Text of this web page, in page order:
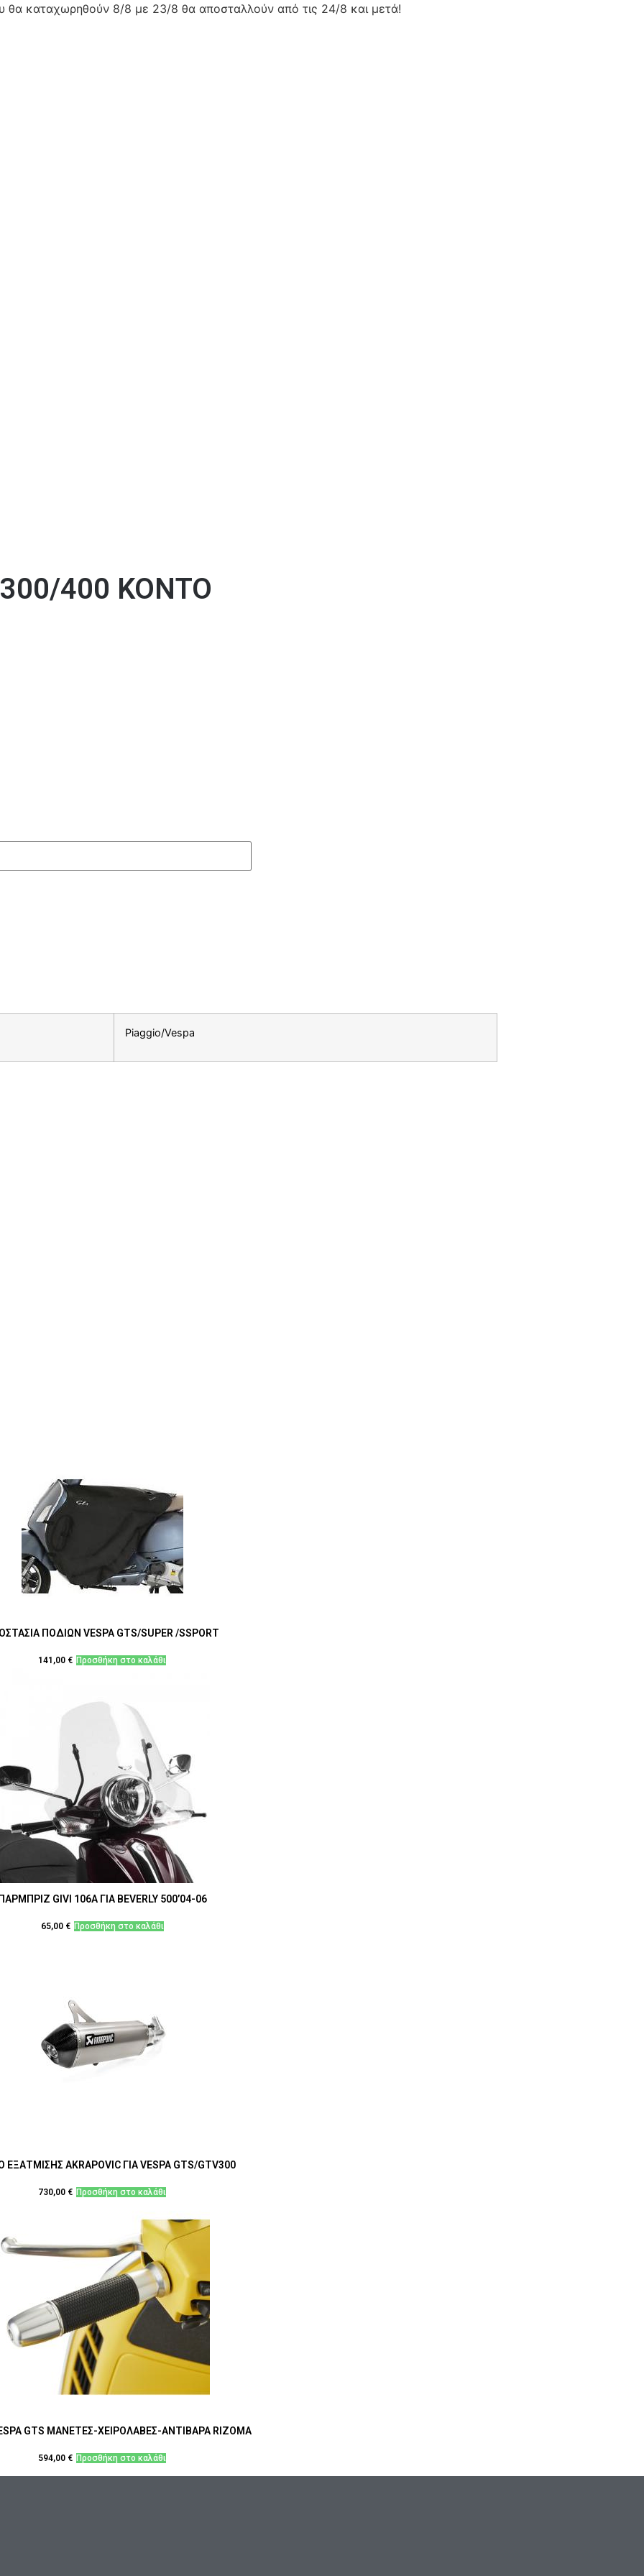
θα καταχωρηθούν 8/8 με 23/8 θα αποσταλλούν από τις 24/8 και μετά!
400 ΚΟΝΤΟ
Piaggio/Vespa
ΠΟΔΙΩΝ VESPA GTS/SUPER /SSPORT
141,00 € Προσθήκη στο καλάθι
GIVI 106A ΓΙΑ BEVERLY 500’04-06
65,00 € Προσθήκη στο καλάθι
ΕΞΑΤΜΙΣΗΣ AKRAPOVIC ΓΙΑ VESPA GTS/GTV300
730,00 € Προσθήκη στο καλάθι
GTS ΜΑΝΕΤΕΣ-ΧΕΙΡΟΛΑΒΕΣ-ΑΝΤΙΒΑΡΑ RIZOMA
594,00 € Προσθήκη στο καλάθι